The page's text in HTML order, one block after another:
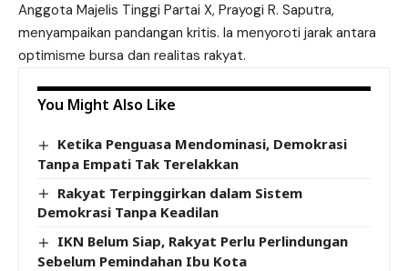
Anggota Majelis Tinggi Partai X, Prayogi R. Saputra,
menyampaikan pandangan kritis. Ia menyoroti jarak antara
optimisme bursa dan realitas rakyat.
You Might Also Like
Ketika Penguasa Mendominasi, Demokrasi
Tanpa Empati Tak Terelakkan
Rakyat Terpinggirkan dalam Sistem
Demokrasi Tanpa Keadilan
IKN Belum Siap, Rakyat Perlu Perlindungan
Sebelum Pemindahan Ibu Kota